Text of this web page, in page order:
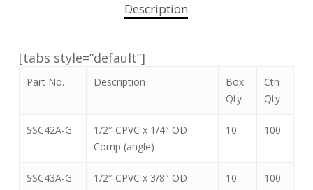
Description
[tabs style=”default”]
Part No. Description
Box
Qty
Ctn
Qty
SSC42A-G
1/2″ CPVC x 1/4″ OD
Comp (angle)
10 100
SSC43A-G
1/2″ CPVC x 3/8″ OD
10 100